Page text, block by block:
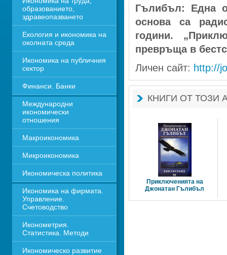
образованието,
здравеопазването
Екология и икономика на
околната среда
Икономика на публичния
сектор
Финанси. Банки
Международни
икономически
отношения
Макроикономика
Микроикономика
Икономическа политика
Икономика на фирмата.
Управление.
Счетоводство
Иконометрия.
Статистика. Методи
Икономическо развитие
Гълибъл: Една
основа са
години.
превръща в
Личен сайт: http://
КНИГИ ОТ ТОЗИ
Приключенията на
Джонатан Гълибъл